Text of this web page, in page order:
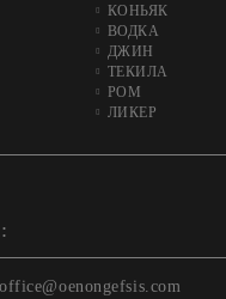
КОНЬЯК
ВОДКА
ДЖИН
ТЕКИЛА
РОМ
ЛИКЕР
office@oenongefsis.com